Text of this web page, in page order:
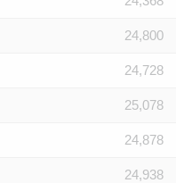
24,800
24,728
25,078
24,878
24,938